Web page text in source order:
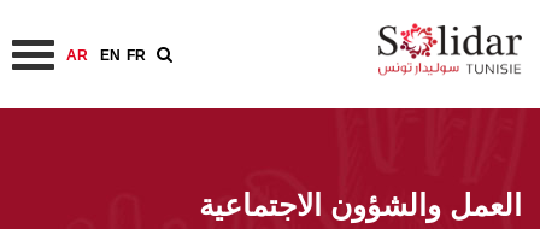
الرئيسي
FR
EN
AR
العمل والشؤون الاجتماعية